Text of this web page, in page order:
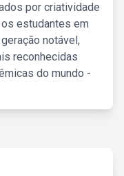
por criatividade
estudantes em
notável,
reconhecidas
do mundo -